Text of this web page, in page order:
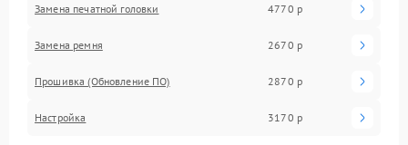
Замена печатной головки 4770 р
Замена ремня 2670 р
Прошивка (Обновление ПО) 2870 р
Настройка 3170 р